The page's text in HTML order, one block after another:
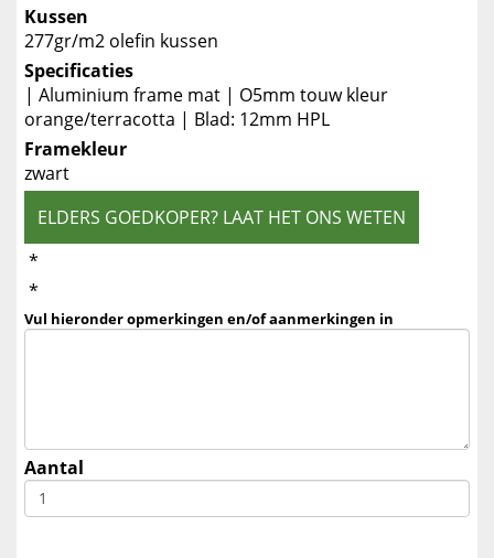
Kussen
277gr/m2 olefin kussen
Specificaties
| Aluminium frame mat | O5mm touw kleur
orange/terracotta | Blad: 12mm HPL
Framekleur
zwart
ELDERS GOEDKOPER? LAAT HET ONS WETEN
*
*
Vul hieronder opmerkingen en/of aanmerkingen in
Aantal